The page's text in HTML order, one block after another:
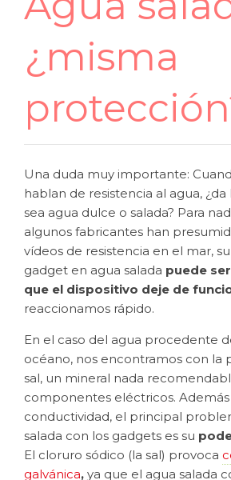
¿misma
Una duda muy importante:
hablan de resistencia al agua,
sea agua dulce o salada? Para
algunos fabricantes han
vídeos de resistencia en el mar,
gadget en agua salada puede
que el dispositivo deje de
reaccionamos rápido.
En el caso del agua procedente
océano, nos encontramos con la
sal, un mineral nada
componentes eléctricos.
conductividad, el principal
salada con los gadgets es su
El cloruro sódico (la sal) provoca
galvánica, ya que el agua salada